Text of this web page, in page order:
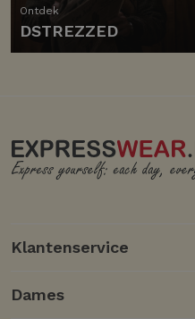
Ontdek
DSTREZZED
Klantenservice
Dames